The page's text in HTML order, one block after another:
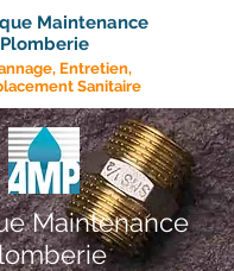
Maintenance
Plomberie
Entretien,
Sanitaire
Maintenance